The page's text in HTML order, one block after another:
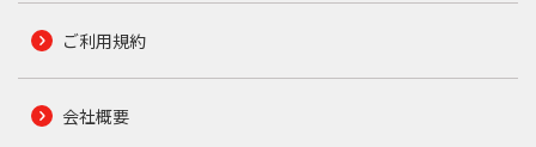
ご利用規約
会社概要